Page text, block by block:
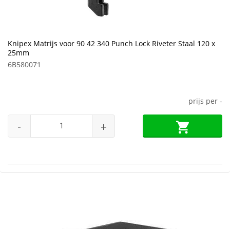
Knipex Matrijs voor 90 42 340 Punch Lock Riveter Staal 120 x
25mm
6B580071
prijs per -
- +